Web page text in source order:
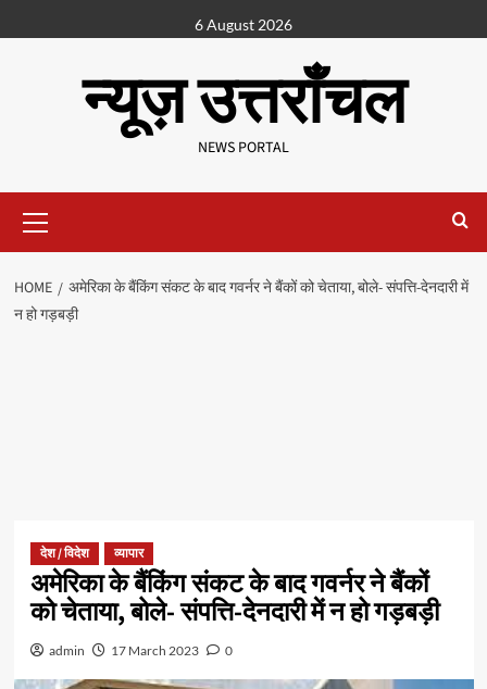
6 August 2026
न्यूज़ उत्तराँचल
NEWS PORTAL
HOME
अमेरिका के बैंकिंग संकट के बाद गवर्नर ने बैंकों को चेताया, बोले- संपत्ति-देनदारी में
न हो गड़बड़ी
देश / विदेश व्यापार
अमेरिका के बैंकिंग संकट के बाद गवर्नर ने बैंकों
को चेताया, बोले- संपत्ति-देनदारी में न हो गड़बड़ी
admin 17 March 2023 0